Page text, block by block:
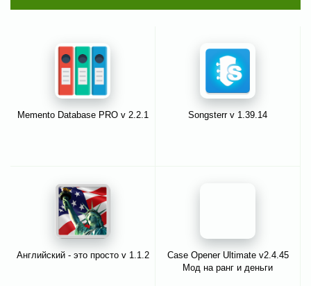
Memento Database PRO v 2.2.1 Songsterr v 1.39.14
Английский - это просто v 1.1.2
Case Opener Ultimate v2.4.45
Мод на ранг и деньги